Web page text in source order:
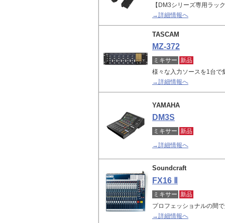
【DM3シリーズ専用ラッ
→詳細情報へ
TASCAM
MZ-372
ミキサー 新品
様々な入力ソースを1台で
→詳細情報へ
YAMAHA
DM3S
ミキサー 新品
→詳細情報へ
Soundcraft
FX16 Ⅱ
ミキサー 新品
プロフェッショナルの間
→詳細情報へ